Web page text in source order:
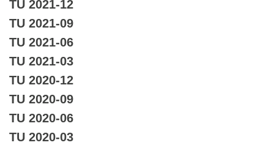
TU 2021-12
TU 2021-09
TU 2021-06
TU 2021-03
TU 2020-12
TU 2020-09
TU 2020-06
TU 2020-03